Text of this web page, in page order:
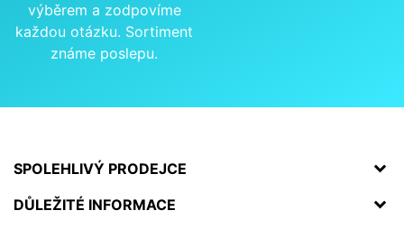
výběrem a zodpovíme
každou otázku. Sortiment
známe poslepu.
SPOLEHLIVÝ PRODEJCE
DŮLEŽITÉ INFORMACE